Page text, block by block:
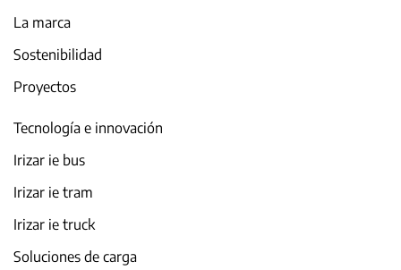
La marca
Sostenibilidad
Proyectos
Tecnología e innovación
Irizar ie bus
Irizar ie tram
Irizar ie truck
Soluciones de carga